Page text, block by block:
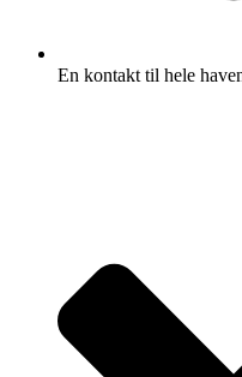
En kontakt til hele